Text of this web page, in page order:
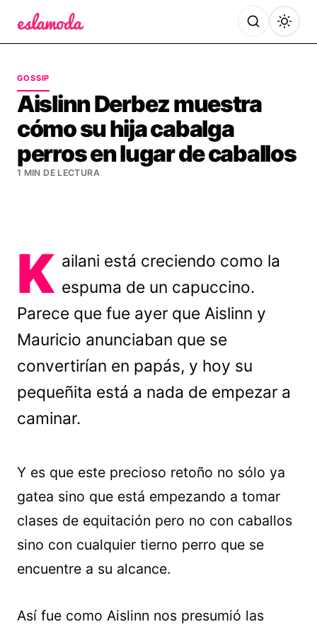
GOSSIP
Aislinn Derbez muestra
cómo su hija cabalga
perros en lugar de caballos
1 MIN DE LECTURA
K ailani está creciendo como la
espuma de un capuccino.
Parece que fue ayer que Aislinn y
Mauricio anunciaban que se
convertirían en papás, y hoy su
pequeñita está a nada de empezar a
caminar.
Y es que este precioso retoño no sólo ya
gatea sino que está empezando a tomar
clases de equitación pero no con caballos
sino con cualquier tierno perro que se
encuentre a su alcance.
Así fue como Aislinn nos presumió las